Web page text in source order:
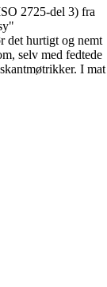
2725-del 3) fra
det hurtigt og nemt
selv med fedtede
I mat